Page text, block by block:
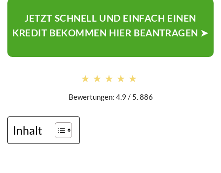
JETZT SCHNELL UND EINFACH EINEN
KREDIT BEKOMMEN HIER BEANTRAGEN ➤
★★★★★
★★★★★
Bewertungen: 4.9 / 5. 886
Inhalt